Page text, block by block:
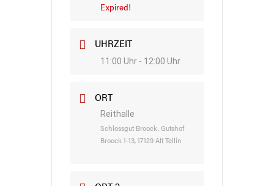
Expired!
UHRZEIT
11:00 Uhr - 12:00 Uhr
ORT
Reithalle
Schlossgut Broock, Gutshof
Broock 1-13, 17129 Alt Tellin